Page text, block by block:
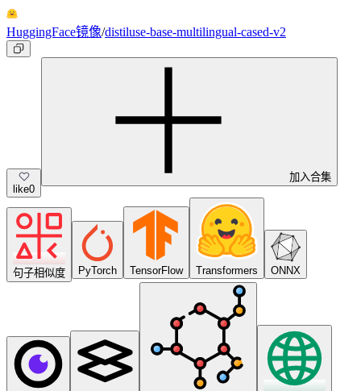
HuggingFace镜像/distiluse-base-multilingual-cased-v2
like0
加入合集
句子相似度 PyTorch TensorFlow Transformers ONNX